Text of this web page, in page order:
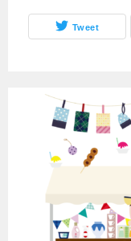
Tweet